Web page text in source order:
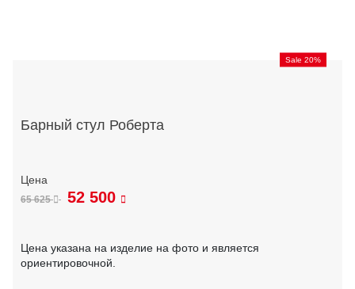
Sale 20%
Барный стул Роберта
65 625 52 500
Цена указана на изделие на фото и является
ориентировочной.